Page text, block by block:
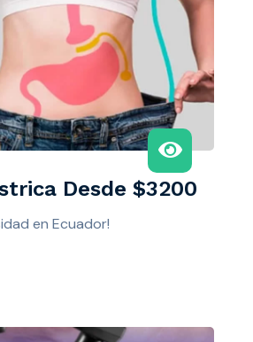
Desde $3200
en Ecuador!